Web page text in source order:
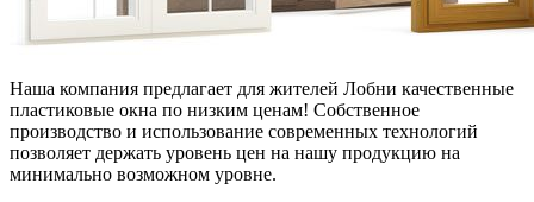
Наша компания предлагает для жителей Лобни качественные
пластиковые окна по низким ценам! Собственное
производство и использование современных технологий
позволяет держать уровень цен на нашу продукцию на
минимально возможном уровне.